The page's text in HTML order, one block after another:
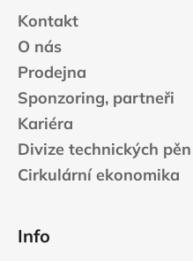
Kontakt
O nás
Prodejna
Sponzoring, partneři
Kariéra
Divize technických pěn
Cirkulární ekonomika
Info